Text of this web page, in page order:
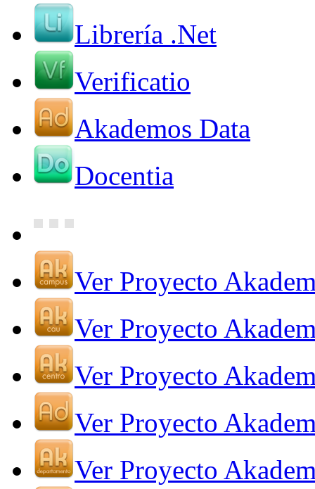
Librería .Net
Verificatio
Akademos Data
Docentia
Ver Proyecto
Ver Proyecto
Ver Proyecto
Ver Proyecto
Ver Proyecto